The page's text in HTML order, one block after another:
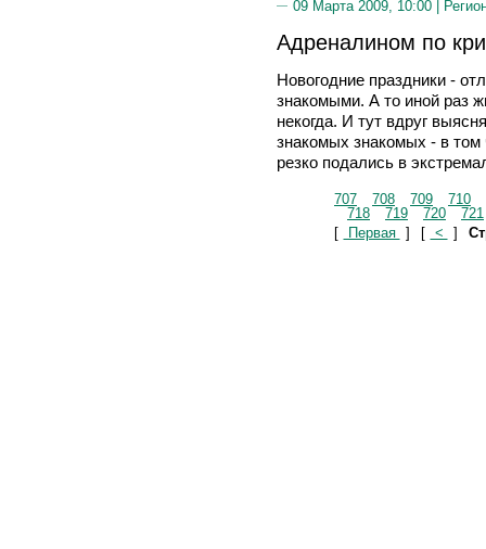
09 Марта 2009, 10:00 |
Адреналином по
Новогодние праздники -
знакомыми. А то иной раз
некогда. И тут вдруг
знакомых знакомых - в
резко подались в
707 708 709
710
718
719 720
721
[
Первая ] [ < ]